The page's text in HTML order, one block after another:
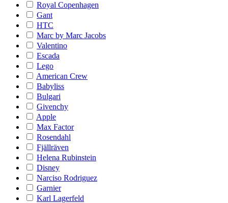
Royal Copenhagen
Gant
HTC
Marc by Marc Jacobs
Valentino
Escada
Lego
American Crew
Babyliss
Bulgari
Givenchy
Apple
Max Factor
Rosendahl
Fjällräven
Helena Rubinstein
Disney
Narciso Rodriguez
Garnier
Karl Lagerfeld